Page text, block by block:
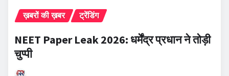
ख़बरों की ख़बर ट्रेंडिंग
NEET Paper Leak 2026: धर्मेंद्र प्रधान ने तोड़ी
चुप्पी